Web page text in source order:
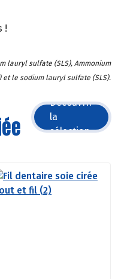
!
lauryl sulfate (SLS), Ammonium
et le sodium lauryl sulfate (SLS).
Découvrir
la
sélection